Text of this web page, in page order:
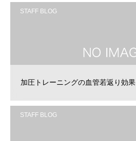
STAFF BLOG
加圧トレーニングの血管若返り効果
STAFF BLOG